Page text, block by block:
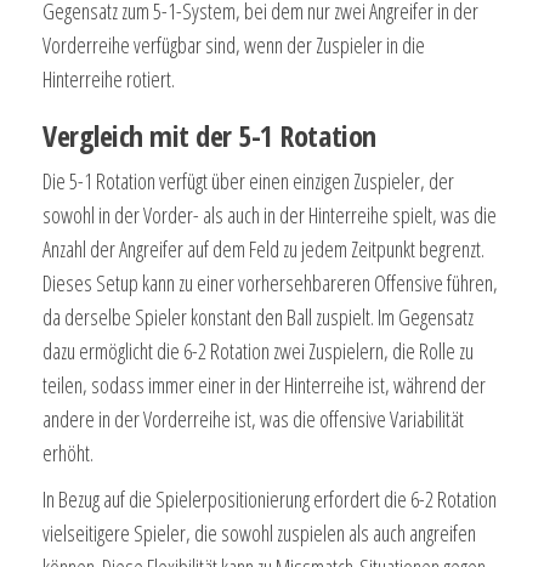
Gegensatz zum 5-1-System, bei dem nur zwei Angreifer in der
Vorderreihe verfügbar sind, wenn der Zuspieler in die
Hinterreihe rotiert.
Vergleich mit der 5-1 Rotation
Die 5-1 Rotation verfügt über einen einzigen Zuspieler, der
sowohl in der Vorder- als auch in der Hinterreihe spielt, was die
Anzahl der Angreifer auf dem Feld zu jedem Zeitpunkt begrenzt.
Dieses Setup kann zu einer vorhersehbareren Offensive führen,
da derselbe Spieler konstant den Ball zuspielt. Im Gegensatz
dazu ermöglicht die 6-2 Rotation zwei Zuspielern, die Rolle zu
teilen, sodass immer einer in der Hinterreihe ist, während der
andere in der Vorderreihe ist, was die offensive Variabilität
erhöht.
In Bezug auf die Spielerpositionierung erfordert die 6-2 Rotation
vielseitigere Spieler, die sowohl zuspielen als auch angreifen